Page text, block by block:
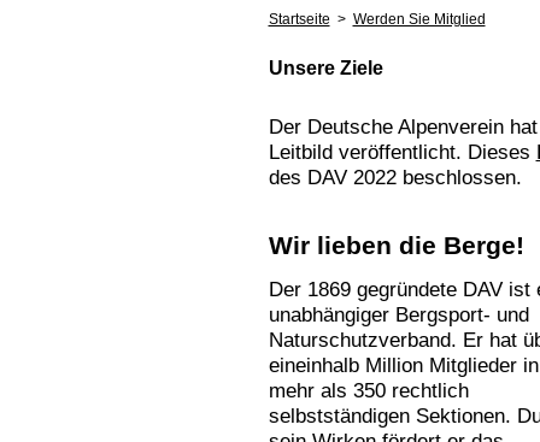
Startseite > Werden Sie Mitglied
Unsere Ziele
Der Deutsche Alpenverein
Leitbild veröffentlicht. Dieses
des DAV 2022 beschlossen.
Wir lieben die Berge!
Der 1869 gegründete DAV ist
unabhängiger Bergsport- und
Naturschutzverband. Er hat
eineinhalb Million Mitglieder in
mehr als 350 rechtlich
selbstständigen Sektionen.